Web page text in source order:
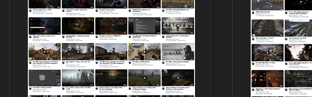
Сборка от stason174 - 6.02
08:38
Werdassver
почему после прохождения
тайны зоны ремкоплеты не
работают?
Ответить ➤
01.08.2026